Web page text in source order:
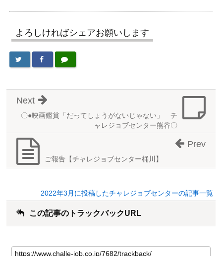
よろしければシェアお願いします
〇●映画鑑賞「だってしょうがないじゃない」 チ
ャレジョブセンター熊谷〇
Next
ご報告【チャレジョブセンター桶川】
Prev
2022年3月に投稿したチャレジョブセンターの記事一覧
この記事のトラックバックURL
の